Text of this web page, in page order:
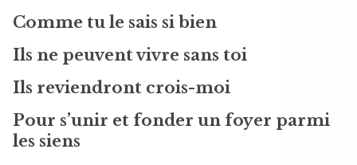
Comme tu le sais si bien
Ils ne peuvent vivre sans toi
Ils reviendront crois-moi
Pour s’unir et fonder un foyer parmi
les siens